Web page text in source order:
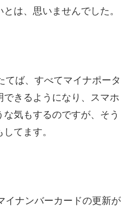
は、思いませんでした。
てば、すべてマイナポータ
できるようになり、スマホ
気もするのですが、そう
てます。
イナンバーカードの更新が